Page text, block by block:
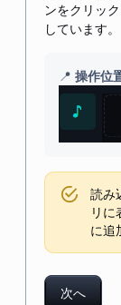
ンをクリッ
しています。
📍 操作位
読み
リに
に追
次へ